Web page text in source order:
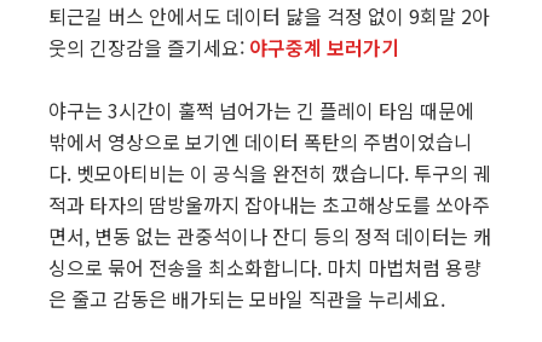
퇴근길 버스 안에서도 데이터 닳을 걱정 없이 9회말 2아
웃의 긴장감을 즐기세요: 야구중계 보러가기
야구는 3시간이 훌쩍 넘어가는 긴 플레이 타임 때문에
밖에서 영상으로 보기엔 데이터 폭탄의 주범이었습니
다. 벳모아티비는 이 공식을 완전히 깼습니다. 투구의 궤
적과 타자의 땀방울까지 잡아내는 초고해상도를 쏘아주
면서, 변동 없는 관중석이나 잔디 등의 정적 데이터는 캐
싱으로 묶어 전송을 최소화합니다. 마치 마법처럼 용량
은 줄고 감동은 배가되는 모바일 직관을 누리세요.